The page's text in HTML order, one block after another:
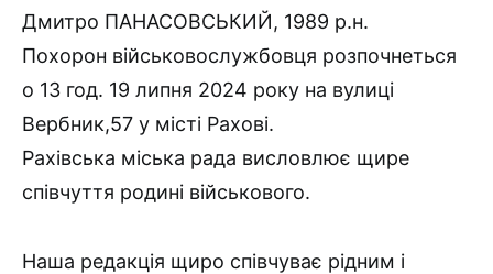
Дмитро ПАНАСОВСЬКИЙ, 1989 р.н.
Похорон військовослужбовця розпочнеться
о 13 год. 19 липня 2024 року на вулиці
Вербник,57 у місті Рахові.
Рахівська міська рада висловлює щире
співчуття родині військового.
Наша редакція щиро співчуває рідним і